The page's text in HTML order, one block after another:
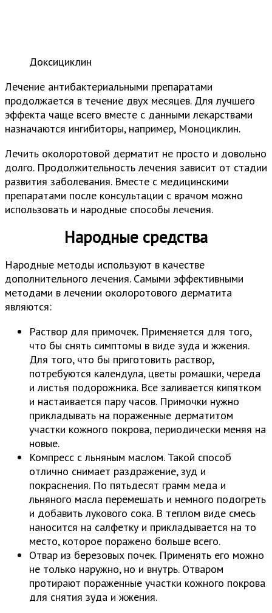
Доксициклин
Лечение антибактериальными препаратами
продолжается в течение двух месяцев. Для лучшего
эффекта чаще всего вместе с данными лекарствами
назначаются ингибиторы, например, Моноциклин.
Лечить околоротовой дерматит не просто и довольно
долго. Продолжительность лечения зависит от стадии
развития заболевания. Вместе с медицинскими
препаратами после консультации с врачом можно
использовать и народные способы лечения.
Народные средства
Народные методы используют в качестве
дополнительного лечения. Самыми эффективными
методами в лечении околоротового дерматита
являются:
Раствор для примочек. Применяется для того,
что бы снять симптомы в виде зуда и жжения.
Для того, что бы приготовить раствор,
потребуются календула, цветы ромашки, череда
и листья подорожника. Все заливается кипятком
и настаивается пару часов. Примочки нужно
прикладывать на пораженные дерматитом
участки кожного покрова, периодически меняя на
новые.
Компресс с льняным маслом. Такой способ
отлично снимает раздражение, зуд и
покраснения. По пятьдесят грамм меда и
льняного масла перемешать и немного подогреть
и добавить лукового сока. В теплом виде смесь
наносится на салфетку и прикладывается на то
место, которое поражено больше всего.
Отвар из березовых почек. Применять его можно
не только наружно, но и внутрь. Отваром
протирают пораженные участки кожного покрова
для снятия зуда и жжения.